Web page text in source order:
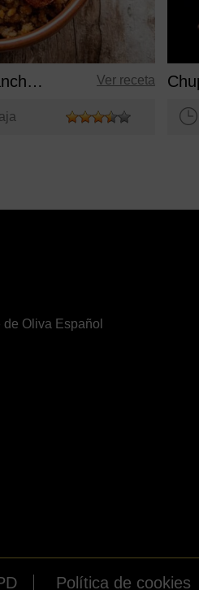
Receta de migas manchegas Ver receta
Oliva Español
Política de cookies